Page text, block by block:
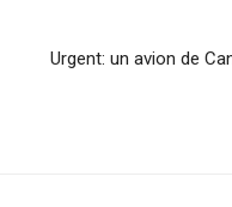
Urgent: un avion de